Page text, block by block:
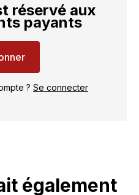
réservé aux
payants
? Se connecter